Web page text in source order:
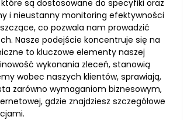
są dostosowane do specyfiki oraz
i nieustanny monitoring efektywności
co pozwala nam prowadzić
Nasze podejście koncentruje się na
to kluczowe elementy naszej
wykonania zleceń, stanowią
wobec naszych klientów, sprawiają,
zarówno wymaganiom biznesowym,
gdzie znajdziesz szczegółowe